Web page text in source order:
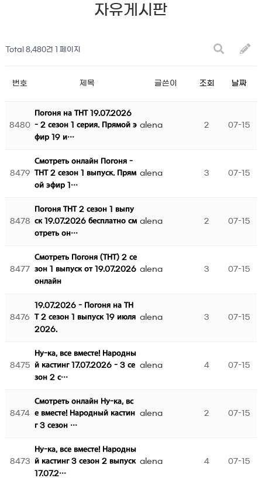
자유게시판
Total 8,480건 1 페이지
번호 제목 글쓴이 조회 날짜
8480
Погоня на ТНТ 19.07.2026
- 2 сезон 1 серия. Прямой э
фир 19 и…
alena 2 07-15
8479
Смотреть онлайн Погоня -
ТНТ 2 сезон 1 выпуск. Прям
ой эфир 1…
alena 3 07-15
8478
Погоня ТНТ 2 сезон 1 выпу
ск 19.07.2026 бесплатно см
отреть он…
alena 2 07-15
8477
Смотреть Погоня (ТНТ) 2 се
зон 1 выпуск от 19.07.2026
онлайн
alena 3 07-15
8476
19.07.2026 - Погоня на ТН
Т 2 сезон 1 выпуск 19 июля
2026.
alena 3 07-15
8475
Ну-ка, все вместе! Народны
й кастинг 17.07.2026 - 3 се
зон 2 с…
alena 4 07-15
8474
Смотреть онлайн Ну-ка, вс
е вместе! Народный кастин
г 3 сезон …
alena 2 07-15
8473
Ну-ка, все вместе! Народны
й кастинг 3 сезон 2 выпуск
17.07.2…
alena 4 07-15